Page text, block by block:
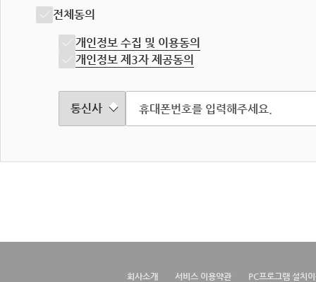
전체동의
개인정보 수집 및 이용동의
개인정보 제3자 제공동의
회사소개 서비스 이용약관 PC프로그램 설치